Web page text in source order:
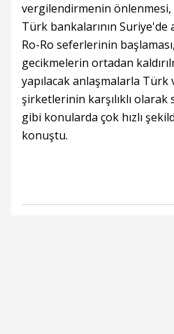
vergilendirmenin önlenmesi,
Türk bankalarının Suriye'de
Ro-Ro seferlerinin
gecikmelerin ortadan
yapılacak anlaşmalarla Türk
şirketlerinin karşılıklı olarak
gibi konularda çok hızlı
konuştu.